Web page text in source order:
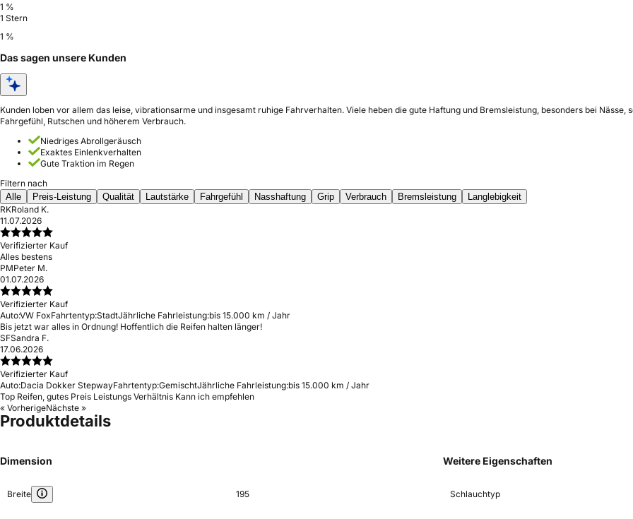
1 %
1 Stern
1 %
Das sagen unsere Kunden
Kunden loben vor allem das leise, vibrationsarme und insgesamt ruhige Fahrverhalten. Viele heben die gute Haftung und Bremsleistung, besonders bei
Fahrgefühl, Rutschen und höherem Verbrauch.
Niedriges Abrollgeräusch
Exaktes Einlenkverhalten
Gute Traktion im Regen
Filtern nach
Alle
Preis-Leistung Qualität Lautstärke Fahrgefühl Nasshaftung Grip Verbrauch Bremsleistung
Langlebigkeit
RKRoland K.
11.07.2026
Verifizierter Kauf
Alles bestens
PMPeter M.
01.07.2026
Verifizierter Kauf
Auto:VW FoxFahrtentyp:StadtJährliche Fahrleistung:bis 15.000 km / Jahr
Bis jetzt war alles in Ordnung! Hoffentlich die Reifen halten länger!
SFSandra F.
17.06.2026
Verifizierter Kauf
Auto:Dacia Dokker StepwayFahrtentyp:GemischtJährliche Fahrleistung:bis 15.000 km / Jahr
Top Reifen, gutes Preis Leistungs Verhältnis Kann ich empfehlen
« VorherigeNächste »
Produktdetails
Dimension
Breite 195
Weitere Eigenschaften
Schlauchtyp